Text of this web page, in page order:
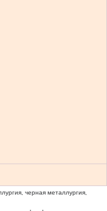
черная металлургия,